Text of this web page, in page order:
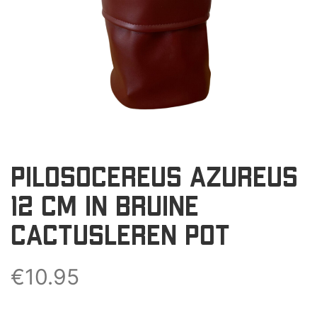
PILOSOCEREUS AZUREUS
12 CM IN BRUINE
CACTUSLEREN POT
€10.95